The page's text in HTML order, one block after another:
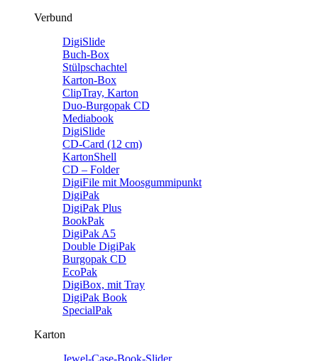
Verbund
DigiSlide
Buch-Box
Stülpschachtel
Karton-Box
ClipTray, Karton
Duo-Burgopak CD
Mediabook
DigiSlide
CD-Card (12 cm)
KartonShell
CD – Folder
DigiFile mit Moosgummipunkt
DigiPak
DigiPak Plus
BookPak
DigiPak A5
Double DigiPak
Burgopak CD
EcoPak
DigiBox, mit Tray
DigiPak Book
SpecialPak
Karton
Jewel-Case-Book-Slider